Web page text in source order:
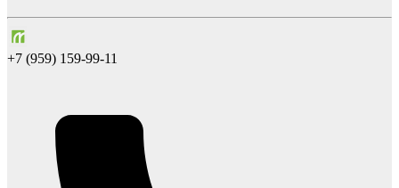
+7 (959) 159-99-11